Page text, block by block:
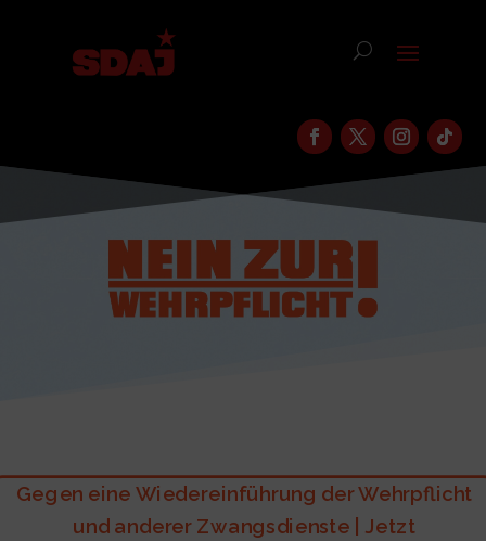
Gegen eine Wiedereinführung der Wehrpflicht
und anderer Zwangsdienste | Jetzt